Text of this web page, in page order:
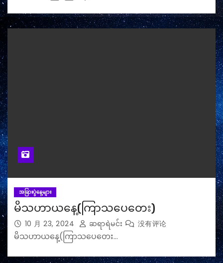
အခြားပွဲနေ့များ
မိသဟာယနေ့(ကြာသပေ‌တေး)
10 月 23, 2024 ဆရာရဲမင်း 没有评论
မိသဟာယနေ့(ကြာသပေ‌တေး…